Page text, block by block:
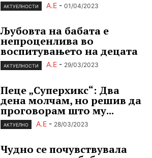
АКТУЕЛНОСТИ А.Е - 01/04/2023
Љубовта на бабата е
непроценлива во
воспитувањето на децата
АКТУЕЛНОСТИ А.Е - 29/03/2023
Пеце „Cуперхикс“: Два
дена молчам, но решив да
проговорам што му...
АКТУЕЛНО А.Е - 28/03/2023
Чудно се почувствувала